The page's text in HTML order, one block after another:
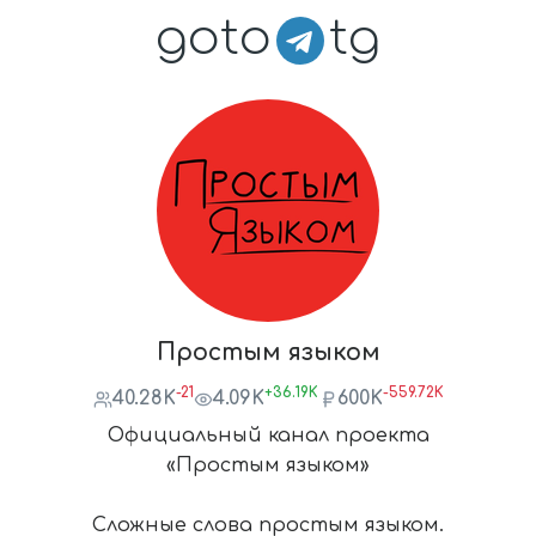
goto tg
Простым языком
40.28K-21 4.09K+36.19K 600K-559.72K
Официальный канал проекта
«Простым языком»
Сложные слова простым языком.